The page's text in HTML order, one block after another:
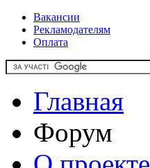
Вакансии
Рекламодателям
Оплата
Главная
Форум